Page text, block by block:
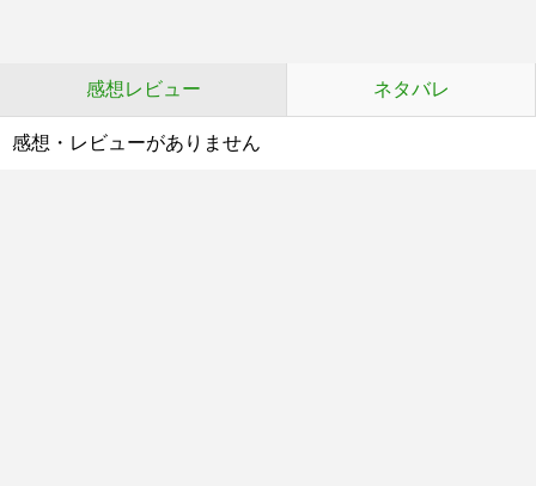
感想レビュー ネタバレ
感想・レビューがありません